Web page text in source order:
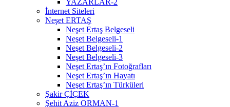
YAZARLAR-2
İnternet Siteleri
Neşet ERTAŞ
Neşet Ertaş Belgeseli
Neşet Belgeseli-1
Neşet Belgeseli-2
Neşet Belgeseli-3
Neşet Ertaş’ın Fotoğrafları
Neşet Ertaş’ın Hayatı
Neşet Ertaş’ın Türküleri
Şakir ÇİÇEK
Şehit Aziz ORMAN-1